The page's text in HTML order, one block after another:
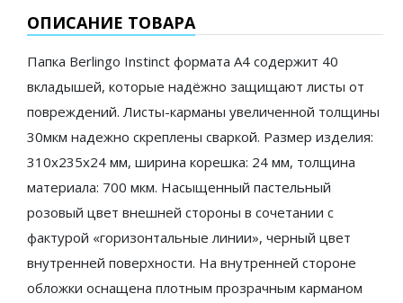
ОПИСАНИЕ ТОВАРА
Папка Berlingo Instinct формата А4 содержит 40
вкладышей, которые надёжно защищают листы от
повреждений. Листы-карманы увеличенной толщины
30мкм надежно скреплены сваркой. Размер изделия:
310х235х24 мм, ширина корешка: 24 мм, толщина
материала: 700 мкм. Насыщенный пастельный
розовый цвет внешней стороны в сочетании с
фактурой «горизонтальные линии», черный цвет
внутренней поверхности. На внутренней стороне
обложки оснащена плотным прозрачным карманом